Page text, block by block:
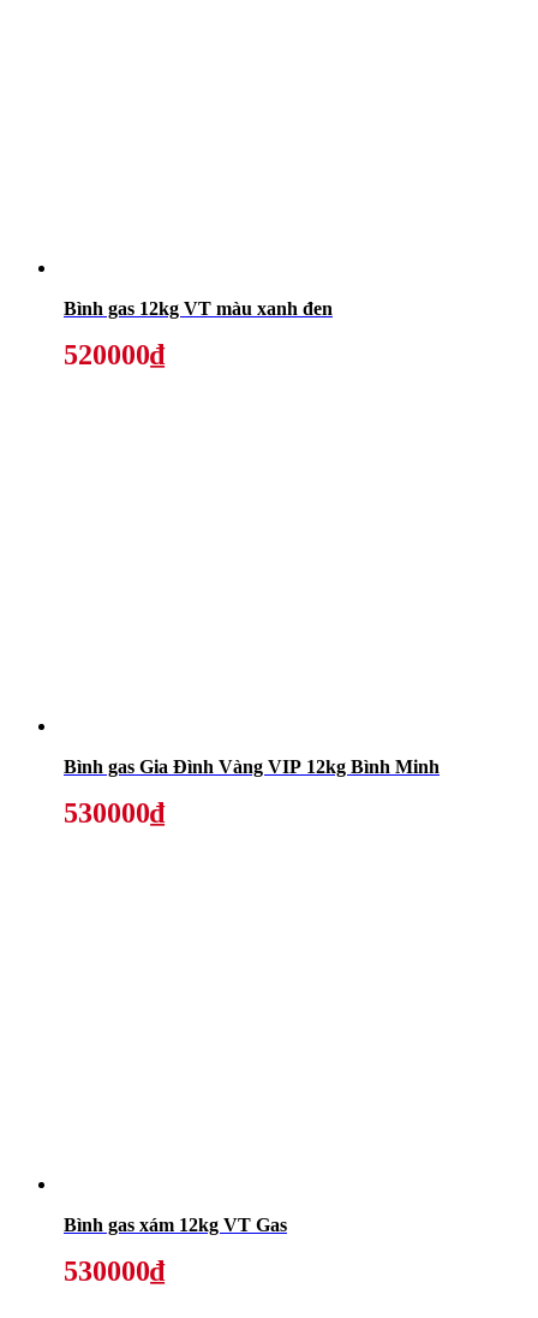
Bình gas 12kg VT màu xanh đen
520000₫
Bình gas Gia Đình Vàng VIP 12kg Bình Minh
530000₫
Bình gas xám 12kg VT Gas
530000₫